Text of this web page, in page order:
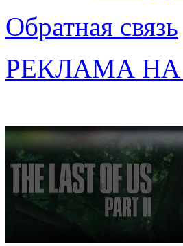
Обратная связь
РЕКЛАМА